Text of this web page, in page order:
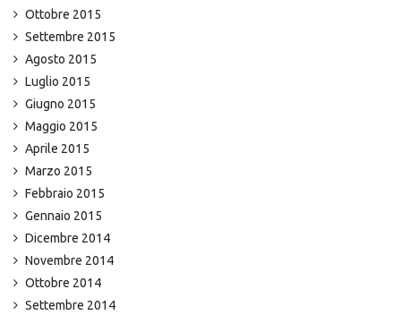
Ottobre 2015
Settembre 2015
Agosto 2015
Luglio 2015
Giugno 2015
Maggio 2015
Aprile 2015
Marzo 2015
Febbraio 2015
Gennaio 2015
Dicembre 2014
Novembre 2014
Ottobre 2014
Settembre 2014